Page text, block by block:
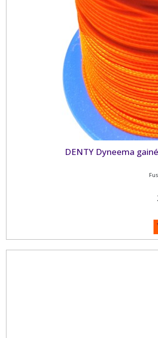
DENTY Dyneema